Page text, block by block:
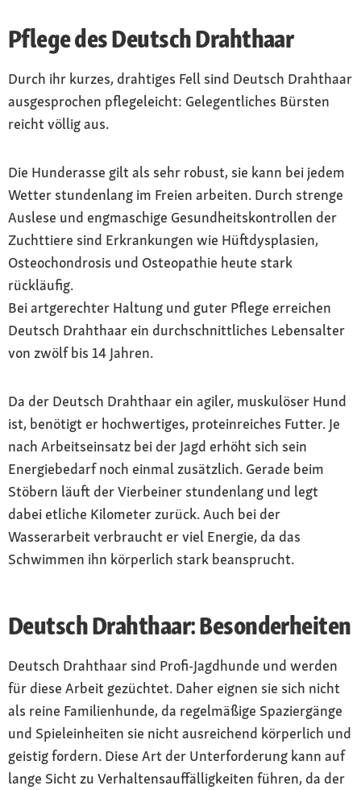
Pflege des Deutsch Drahthaar
Durch ihr kurzes, drahtiges Fell sind Deutsch Drahthaar
ausgesprochen pflegeleicht: Gelegentliches Bürsten
reicht völlig aus.
Die Hunderasse gilt als sehr robust, sie kann bei jedem
Wetter stundenlang im Freien arbeiten. Durch strenge
Auslese und engmaschige Gesundheitskontrollen der
Zuchttiere sind Erkrankungen wie Hüftdysplasien,
Osteochondrosis und Osteopathie heute stark
rückläufig.
Bei artgerechter Haltung und guter Pflege erreichen
Deutsch Drahthaar ein durchschnittliches Lebensalter
von zwölf bis 14 Jahren.
Da der Deutsch Drahthaar ein agiler, muskulöser Hund
ist, benötigt er hochwertiges, proteinreiches Futter. Je
nach Arbeitseinsatz bei der Jagd erhöht sich sein
Energiebedarf noch einmal zusätzlich. Gerade beim
Stöbern läuft der Vierbeiner stundenlang und legt
dabei etliche Kilometer zurück. Auch bei der
Wasserarbeit verbraucht er viel Energie, da das
Schwimmen ihn körperlich stark beansprucht.
Deutsch Drahthaar: Besonderheiten
Deutsch Drahthaar sind Profi-Jagdhunde und werden
für diese Arbeit gezüchtet. Daher eignen sie sich nicht
als reine Familienhunde, da regelmäßige Spaziergänge
und Spieleinheiten sie nicht ausreichend körperlich und
geistig fordern. Diese Art der Unterforderung kann auf
lange Sicht zu Verhaltensauffälligkeiten führen, da der